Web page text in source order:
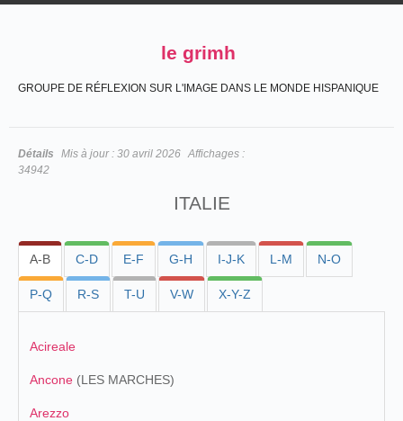
le grimh
GROUPE DE RÉFLEXION SUR L'IMAGE DANS LE MONDE HISPANIQUE
Détails Mis à jour : 30 avril 2026 Affichages :
34942
ITALIE
A-B C-D E-F G-H I-J-K L-M N-O
P-Q R-S T-U V-W X-Y-Z
Acireale
Ancone (LES MARCHES)
Arezzo